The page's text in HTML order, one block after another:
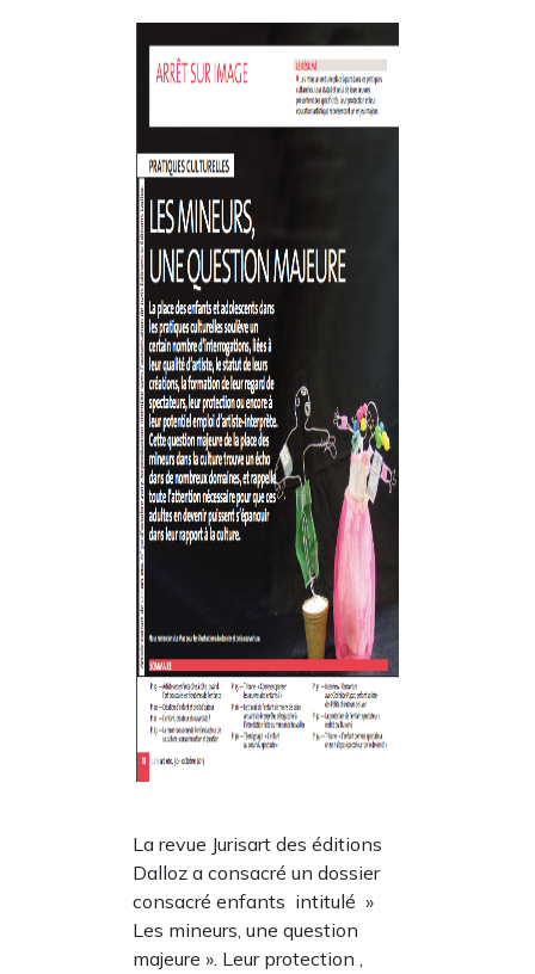
La revue Jurisart des éditions
Dalloz a consacré un dossier
consacré enfants intitulé »
Les mineurs, une question
majeure ». Leur protection ,